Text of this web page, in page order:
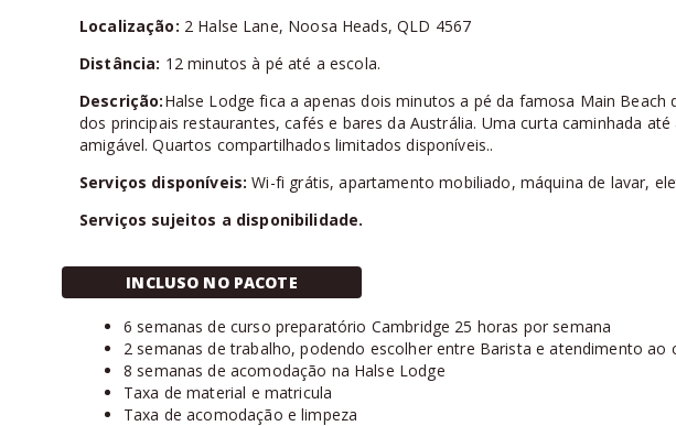
Localização: 2 Halse Lane, Noosa Heads, QLD 4567
Distância: 12 minutos à pé até a escola.
Descrição:Halse Lodge fica a apenas dois minutos a pé da famosa Main
dos principais restaurantes, cafés e bares da Austrália. Uma curta caminhada
amigável. Quartos compartilhados limitados disponíveis..
Serviços disponíveis: Wi-fi grátis, apartamento mobiliado, máquina de lavar,
Serviços sujeitos a disponibilidade.
INCLUSO NO PACOTE
6 semanas de curso preparatório Cambridge 25 horas por semana
2 semanas de trabalho, podendo escolher entre Barista e atendimento ao
8 semanas de acomodação na Halse Lodge
Taxa de material e matricula
Taxa de acomodação e limpeza